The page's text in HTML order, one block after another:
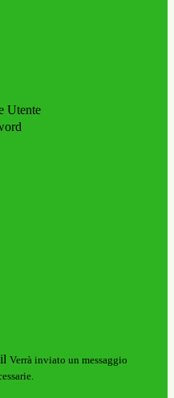
Utente
Verrà inviato un messaggio